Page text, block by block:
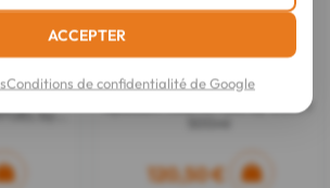
by
Hair Rituel by Sisley
Soin Lavant Antipelliculaire
Apaisant HAIR RITUEL by SISLEY
120,50 €
ACCEPTER
Conditions de confidentialité de Google